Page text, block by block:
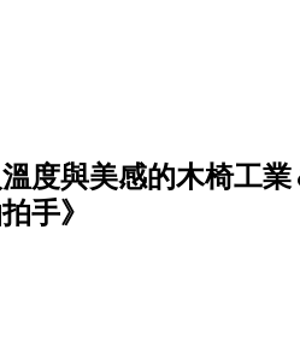
度與美感的木椅工
手》